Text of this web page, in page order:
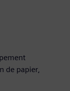
de papier,